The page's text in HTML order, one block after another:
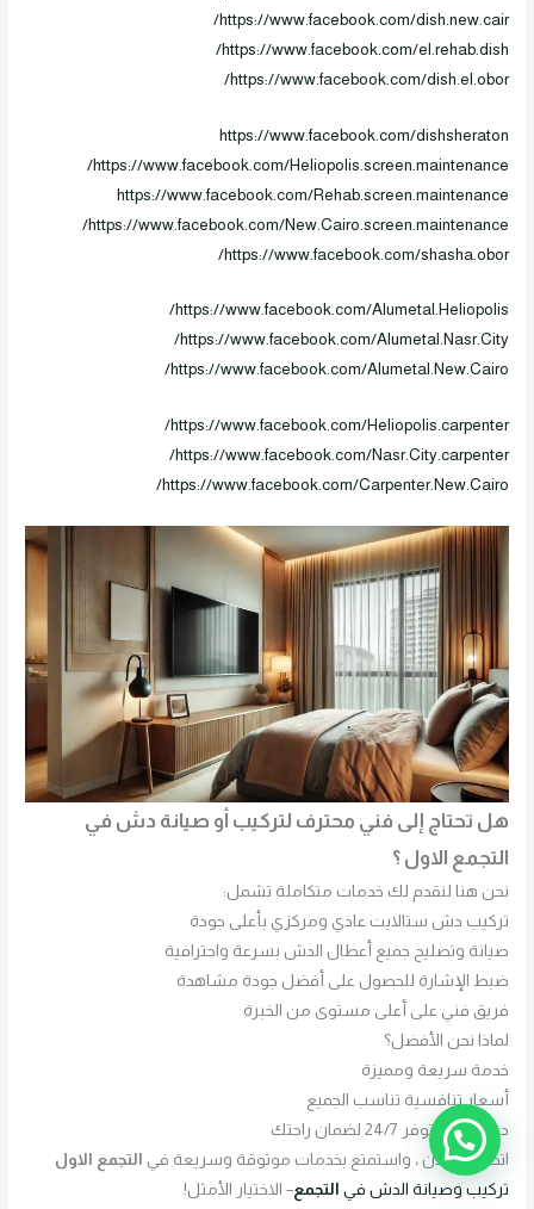
https://www.facebook.com/dish.new.cair/
https://www.facebook.com/el.rehab.dish/
https://www.facebook.com/dish.el.obor/
https://www.facebook.com/dishsheraton
https://www.facebook.com/Heliopolis.screen.maintenance/
https://www.facebook.com/Rehab.screen.maintenance
https://www.facebook.com/New.Cairo.screen.maintenance/
https://www.facebook.com/shasha.obor/
https://www.facebook.com/Alumetal.Heliopolis/
https://www.facebook.com/Alumetal.Nasr.City/
https://www.facebook.com/Alumetal.New.Cairo/
https://www.facebook.com/Heliopolis.carpenter/
https://www.facebook.com/Nasr.City.carpenter/
https://www.facebook.com/Carpenter.New.Cairo/
هل تحتاج إلى فني محترف لتركيب أو صيانة دش في
التجمع الاول ؟
نحن هنا لنقدم لك خدمات متكاملة تشمل:
تركيب دش ستالايت عادي ومركزي بأعلى جودة
صيانة وتصليح جميع أعطال الدش بسرعة واحترافية
ضبط الإشارة للحصول على أفضل جودة مشاهدة
فريق فني على أعلى مستوى من الخبرة
لماذا نحن الأفضل؟
خدمة سريعة ومميزة
أسعار تنافسية تناسب الجميع
دعم فني متوفر 24/7 لضمان راحتك
اتصل بنا الآن ، واستمتع بخدمات موثوقة وسريعة في التجمع الاول
تركيب وصيانة الدش في التجمع– الاختيار الأمثل!